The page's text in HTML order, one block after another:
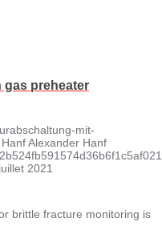
gas preheater
mit-
Alexander Hanf
2021
brittle fracture monitoring is